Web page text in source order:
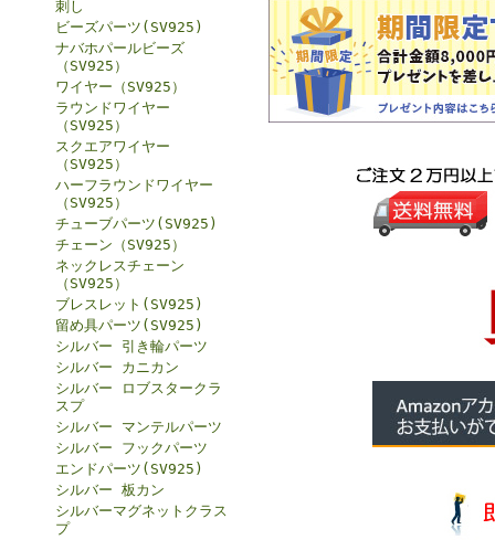
刺し
ビーズパーツ(SV925)
ナバホパールビーズ
（SV925）
ワイヤー（SV925）
ラウンドワイヤー
（SV925）
スクエアワイヤー
（SV925）
ハーフラウンドワイヤー
（SV925）
チューブパーツ(SV925)
チェーン（SV925）
ネックレスチェーン
（SV925）
ブレスレット(SV925)
留め具パーツ(SV925)
シルバー 引き輪パーツ
シルバー カニカン
シルバー ロブスタークラ
スプ
シルバー マンテルパーツ
シルバー フックパーツ
エンドパーツ(SV925)
シルバー 板カン
シルバーマグネットクラス
プ